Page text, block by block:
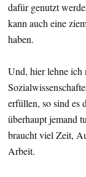
dafür genutzt
kann auch eine
haben.
Und, hier lehne ich
erfüllen, so sind es
überhaupt jemand
braucht viel Zeit,
Arbeit.